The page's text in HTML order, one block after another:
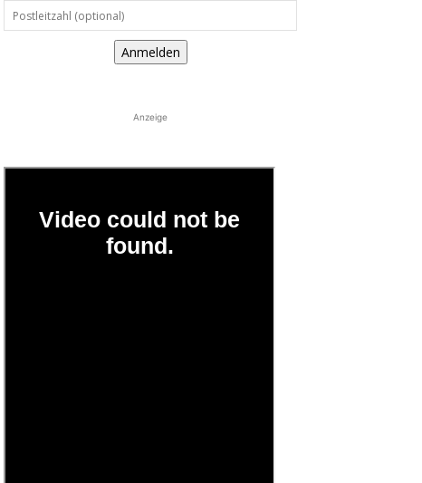
Anmelden
Anzeige